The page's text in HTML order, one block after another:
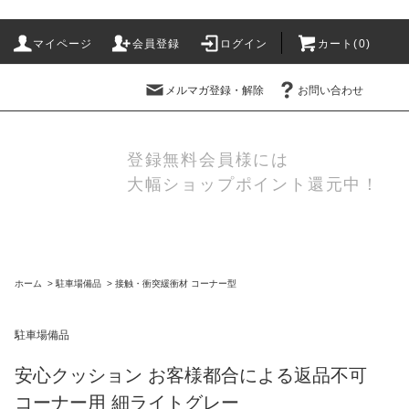
マイページ 会員登録 ログイン カート(0)
メルマガ登録・解除 お問い合わせ
登録無料会員様には
大幅ショップポイント還元中！
ホーム > 駐車場備品 > 接触・衝突緩衝材 コーナー型
駐車場備品
安心クッション お客様都合による返品不可
コーナー用 細ライトグレー